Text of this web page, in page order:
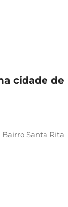
cidade de
Bairro Santa Rita